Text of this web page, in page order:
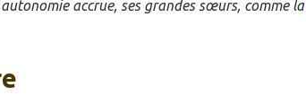
accrue, ses grandes sœurs, comme la